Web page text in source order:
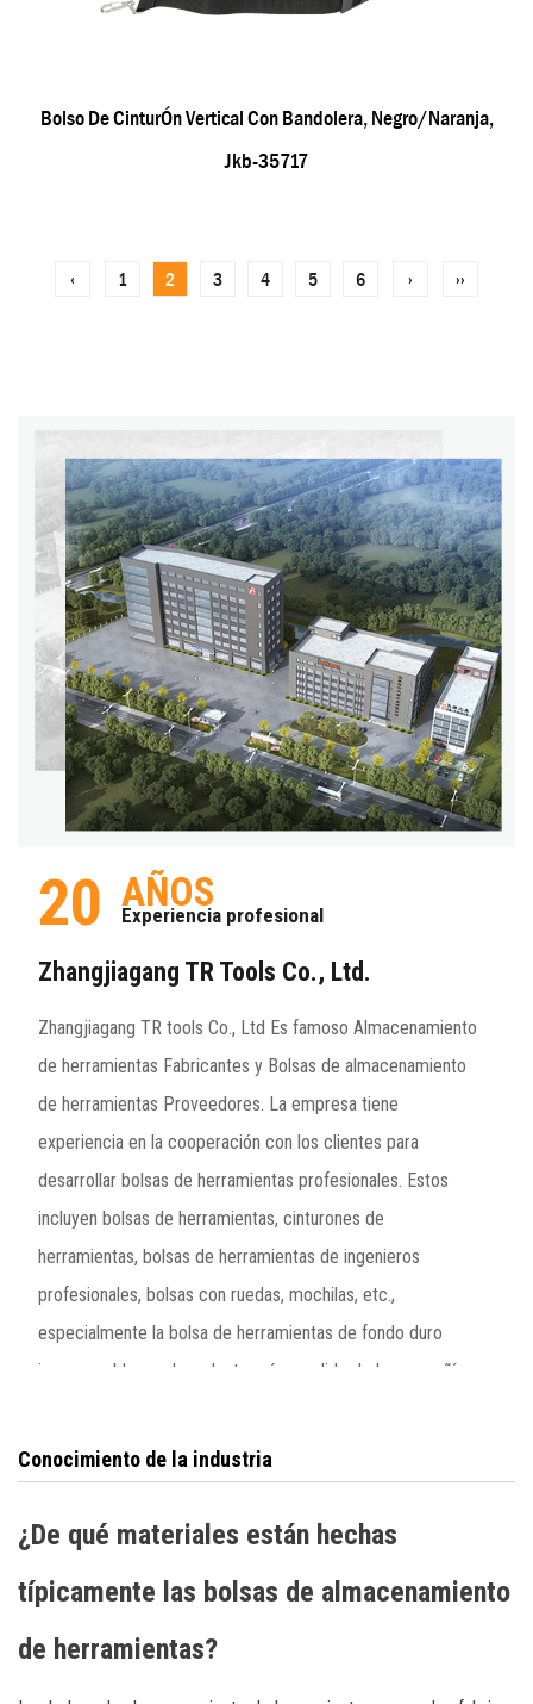
Bolso De CinturÓn Vertical Con Bandolera, Negro/naranja,
Jkb-35717
‹ 1 2 3 4 5 6 › ››
20 AÑOS
Experiencia profesional
Zhangjiagang TR Tools Co., Ltd.
Zhangjiagang TR tools Co., Ltd Es famoso Almacenamiento
de herramientas Fabricantes y Bolsas de almacenamiento
de herramientas Proveedores. La empresa tiene
experiencia en la cooperación con los clientes para
desarrollar bolsas de herramientas profesionales. Estos
incluyen bolsas de herramientas, cinturones de
herramientas, bolsas de herramientas de ingenieros
profesionales, bolsas con ruedas, mochilas, etc.,
especialmente la bolsa de herramientas de fondo duro
impermeable es el producto más vendido de la compañía.
bolsa plegable que exporta a Japón. Eso es beneficioso
para ahorrar el flete de los clientes. En los últimos 20 años,
TR Tools ha proporcionado más de 100 rodilleras para
Europa, América, Japón y otros países.
Conocimiento de la industria
¿De qué materiales están hechas
típicamente las bolsas de almacenamiento
de herramientas?